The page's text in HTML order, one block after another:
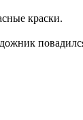
краски.